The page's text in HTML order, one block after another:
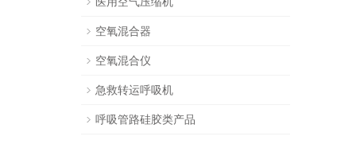
空氧混合器
空氧混合仪
急救转运呼吸机
呼吸管路硅胶类产品